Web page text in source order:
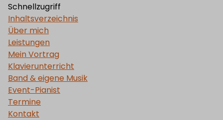
Schnellzugriff
Inhaltsverzeichnis
Über mich
Leistungen
Mein Vortrag
Klavierunterricht
Band & eigene Musik
Event-Pianist
Termine
Kontakt